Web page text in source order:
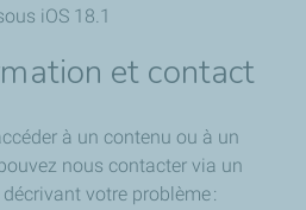
iOS 18.1
et contact
à un contenu ou à un
nous contacter via un
votre problème :